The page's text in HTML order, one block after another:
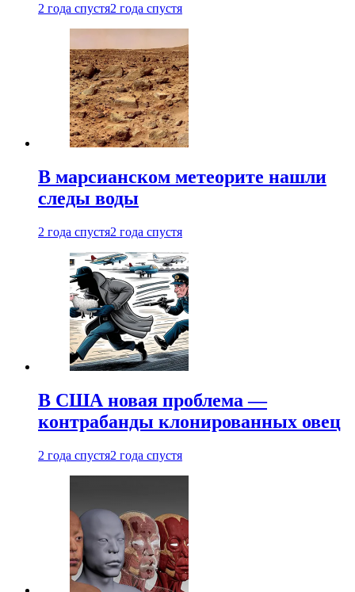
2 года спустя2 года спустя
В марсианском метеорите нашли
следы воды
2 года спустя2 года спустя
В США новая проблема —
контрабанды клонированных овец
2 года спустя2 года спустя